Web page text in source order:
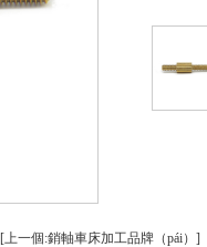
[上一個:銷軸車床加工品牌（pái）]